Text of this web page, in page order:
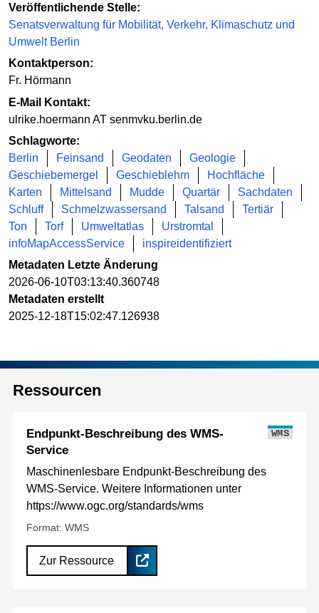
Veröffentlichende Stelle:
Senatsverwaltung für Mobilität, Verkehr, Klimaschutz und
Umwelt Berlin
Kontaktperson:
Fr. Hörmann
E-Mail Kontakt:
ulrike.hoermann AT senmvku.berlin.de
Schlagworte:
Berlin
Feinsand Geodaten
Geologie
Geschiebemergel
Geschieblehm
Hochfläche
Karten
Mittelsand Mudde Quartär
Sachdaten
Schluff
Schmelzwassersand Talsand
Tertiär
Ton
Torf Umweltatlas
Urstromtal
infoMapAccessService
inspireidentifiziert
Metadaten Letzte Änderung
2026-06-10T03:13:40.360748
Metadaten erstellt
2025-12-18T15:02:47.126938
Ressourcen
Endpunkt-Beschreibung des WMS-
Service
WMS
Maschinenlesbare Endpunkt-Beschreibung des
WMS-Service. Weitere Informationen unter
https://www.ogc.org/standards/wms
Format: WMS
Zur Ressource